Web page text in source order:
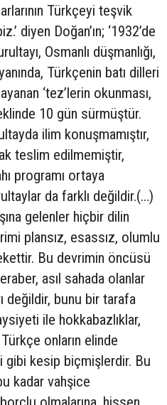
Türkçeyi teşvik
diyen Doğan’ın; ‘1932’de
Osmanlı düşmanlığı,
Türkçenin batı dilleri
‘tez’lerin okunması,
10 gün sürmüştür.
ilim konuşmamıştır,
teslim edilmemiştir,
programı ortaya
da farklı değildir.(…)
gelenler hiçbir dilin
plansız, esassız, olumlu
Bu devrimin öncüsü
asıl sahada olanlar
değildir, bunu bir tarafa
ile hokkabazlıklar,
Türkçe onların elinde
kesip biçmişlerdir. Bu
kadar vahşice